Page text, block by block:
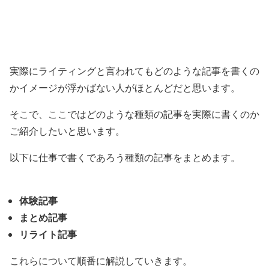
実際にライティングと言われてもどのような記事を書くの
かイメージが浮かばない人がほとんどだと思います。
そこで、ここではどのような種類の記事を実際に書くのか
ご紹介したいと思います。
以下に仕事で書くであろう種類の記事をまとめます。
体験記事
まとめ記事
リライト記事
これらについて順番に解説していきます。